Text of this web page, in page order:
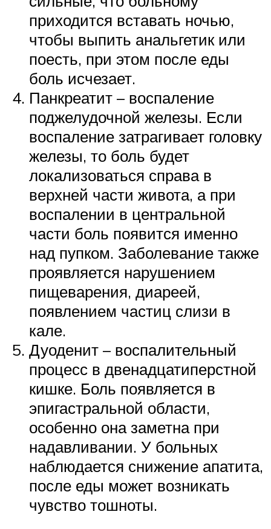
приходится вставать ночью,
чтобы выпить анальгетик или
поесть, при этом после еды
боль исчезает.
Панкреатит – воспаление
поджелудочной железы. Если
воспаление затрагивает головку
железы, то боль будет
локализоваться справа в
верхней части живота, а при
воспалении в центральной
части боль появится именно
над пупком. Заболевание также
проявляется нарушением
пищеварения, диареей,
появлением частиц слизи в
кале.
Дуоденит – воспалительный
процесс в двенадцатиперстной
кишке. Боль появляется в
эпигастральной области,
особенно она заметна при
надавливании. У больных
наблюдается снижение апатита,
после еды может возникать
чувство тошноты.